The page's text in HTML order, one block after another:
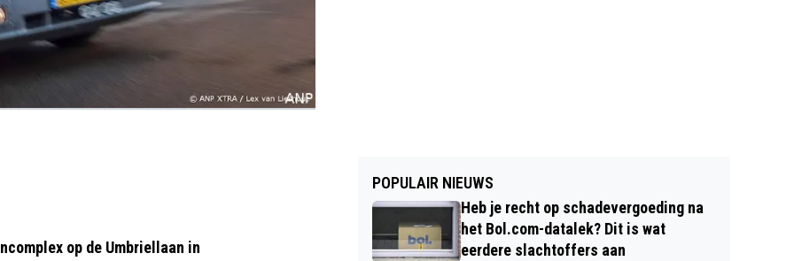
op de Umbriellaan in
POPULAIR NIEUWS
Heb je recht op schadevergoeding na
het Bol.com-datalek? Dit is wat
eerdere slachtoffers aan